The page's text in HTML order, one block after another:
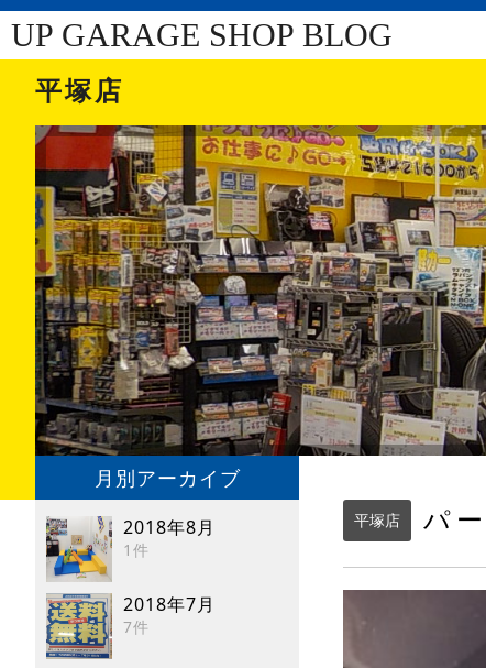
UP GARAGE SHOP BLOG
平塚店
月別アーカイブ
2018年8月
1件
2018年7月
7件
平塚店 パ